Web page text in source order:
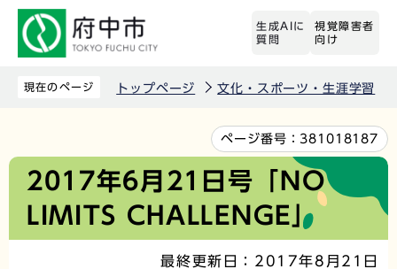
先
生成AIに
質問
視覚障害者
向け
現在のページ トップページ 文化・スポーツ・生涯学習
文
か
ページ番号： 381018187
2017年6月21日号「NO
LIMITS CHALLENGE」
最終更新日：2017年8月21日